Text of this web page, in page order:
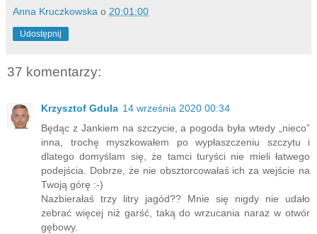
Anna Kruczkowska o 20:01:00
Udostępnij
37 komentarzy:
Krzysztof Gdula 14 września 2020 00:34
Będąc z Jankiem na szczycie, a pogoda była wtedy „nieco”
inna, trochę myszkowałem po wypłaszczeniu szczytu i
dlatego domyślam się, że tamci turyści nie mieli łatwego
podejścia. Dobrze, że nie obsztorcowałaś ich za wejście na
Twoją górę :-)
Nazbierałaś trzy litry jagód?? Mnie się nigdy nie udało
zebrać więcej niż garść, taką do wrzucania naraz w otwór
gębowy.